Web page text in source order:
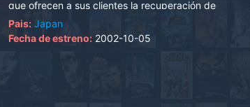
que ofrecen a sus clientes la recuperación de
cualquier objeto que éstos hayan perdido a
cambio de elevados honorarios. Aun cuando
Pais: Japan
Fecha de estreno: 2002-10-05